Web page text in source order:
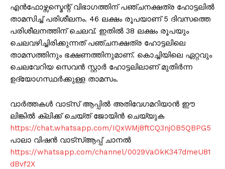
എൻഫോഴ്സസ്മെന്റ് വിഭാഗത്തിന് പഞ്ചനക്ഷത്ര ഹോട്ടലിൽ
താമസിച്ച് പരിശീലനം. 46 ലക്ഷം രൂപയാണ് 5 ദിവസത്തെ
പരിശീലനത്തിന് ചെലവ്. ഇതിൽ 38 ലക്ഷം രൂപയും
ചെലവഴിച്ചിരിക്കുന്നത് പഞ്ചനക്ഷത്ര ഹോട്ടലിലെ
താമസത്തിനും ഭക്ഷണത്തിനുമാണ്. കൊച്ചിയിലെ ഏറ്റവും
ചെലവേറിയ സെവൻ സ്റ്റാർ ഹോട്ടലിലാണ് മുതിർന്ന
ഉദ്യോഗസ്ഥർക്കുള്ള താമസം.
വാർത്തകൾ വാട്സ് ആപ്പിൽ അതിവേഗമറിയാൻ ഈ
ലിങ്കിൽ ക്ലിക്ക് ചെയ്ത് ജോയിൻ ചെയ്യുക
https://chat.whatsapp.com/IQxWMj8ftCQ3njOB5QBPG5
പാലാ വിഷൻ വാട്സ്ആപ്പ് ചാനൽ
https://whatsapp.com/channel/0029VaOkK347dmeU81
dBvf2X